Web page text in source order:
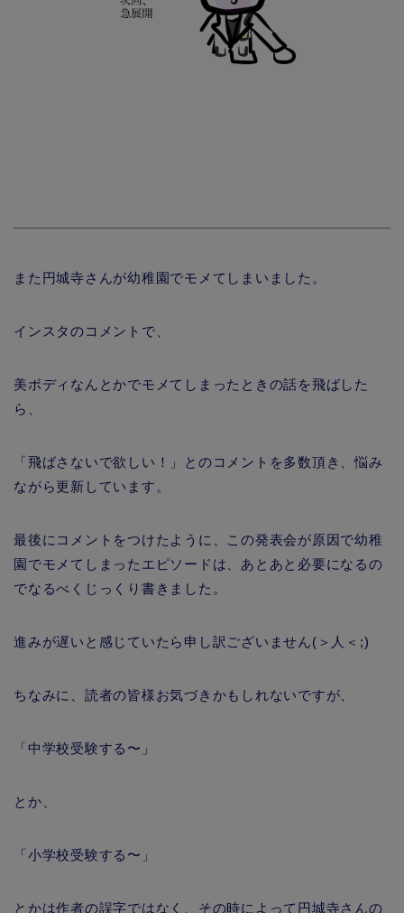
また円城寺さんが幼稚園でモメてしまいました。
インスタのコメントで、
美ボディなんとかでモメてしまったときの話を飛ばした
ら、
「飛ばさないで欲しい！」とのコメントを多数頂き、悩み
ながら更新しています。
最後にコメントをつけたように、この発表会が原因で幼稚
園でモメてしまったエピソードは、あとあと必要になるの
でなるべくじっくり書きました。
進みが遅いと感じていたら申し訳ございません(＞人＜;)
ちなみに、読者の皆様お気づきかもしれないですが、
「中学校受験する〜」
とか、
「小学校受験する〜」
とかは作者の誤字ではなく、その時によって円城寺さんの